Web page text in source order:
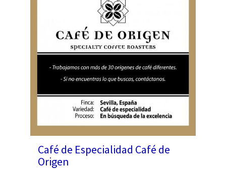
Café de Especialidad Café de
Origen